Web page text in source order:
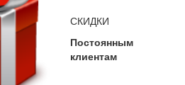
СКИДКИ
Постоянным
клиентам